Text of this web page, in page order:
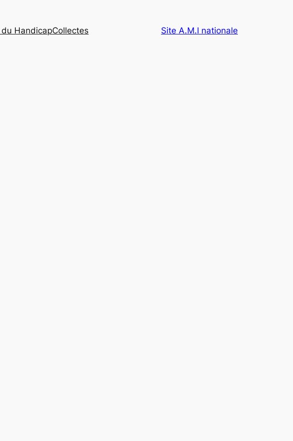
HandicapCollectes Site A.M.I nationale